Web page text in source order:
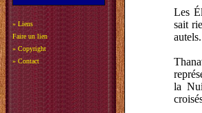
» Liens
Faire un lien
» Copyright
» Contact
Les
sait
autels.
la